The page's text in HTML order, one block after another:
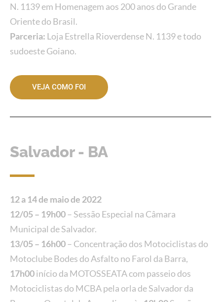
N. 1139 em Homenagem aos 200 anos do Grande
Oriente do Brasil.
Parceria: Loja Estrella Rioverdense N. 1139 e todo
sudoeste Goiano.
VEJA COMO FOI
Salvador - BA
12 a 14 de maio de 2022
12/05 – 19h00– Sessão Especial na Câmara
Municipal de Salvador.
13/05 – 16h00– Concentração dos Motociclistas do
Motoclube Bodes do Asfalto no Farol da Barra,
17h00início da MOTOSSEATA com passeio dos
Motociclistas do MCBA pela orla de Salvador da